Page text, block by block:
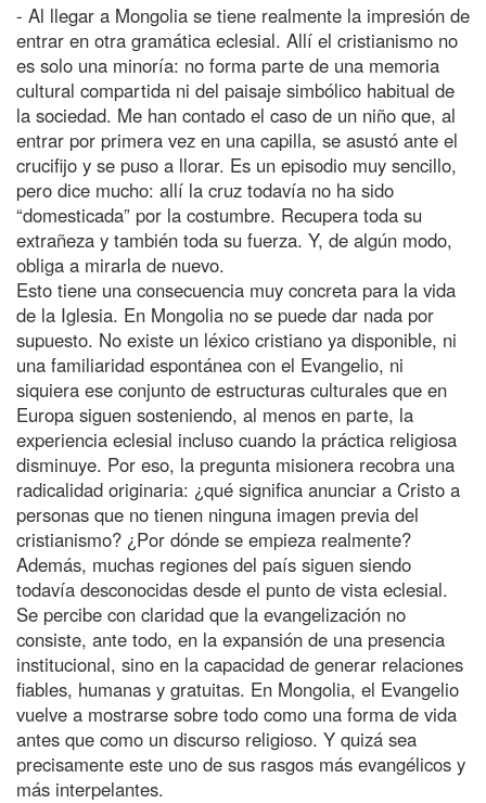
- Al llegar a Mongolia se tiene realmente la impresión de
entrar en otra gramática eclesial. Allí el cristianismo no
es solo una minoría: no forma parte de una memoria
cultural compartida ni del paisaje simbólico habitual de
la sociedad. Me han contado el caso de un niño que, al
entrar por primera vez en una capilla, se asustó ante el
crucifijo y se puso a llorar. Es un episodio muy sencillo,
pero dice mucho: allí la cruz todavía no ha sido
“domesticada” por la costumbre. Recupera toda su
extrañeza y también toda su fuerza. Y, de algún modo,
obliga a mirarla de nuevo.
Esto tiene una consecuencia muy concreta para la vida
de la Iglesia. En Mongolia no se puede dar nada por
supuesto. No existe un léxico cristiano ya disponible, ni
una familiaridad espontánea con el Evangelio, ni
siquiera ese conjunto de estructuras culturales que en
Europa siguen sosteniendo, al menos en parte, la
experiencia eclesial incluso cuando la práctica religiosa
disminuye. Por eso, la pregunta misionera recobra una
radicalidad originaria: ¿qué significa anunciar a Cristo a
personas que no tienen ninguna imagen previa del
cristianismo? ¿Por dónde se empieza realmente?
Además, muchas regiones del país siguen siendo
todavía desconocidas desde el punto de vista eclesial.
Se percibe con claridad que la evangelización no
consiste, ante todo, en la expansión de una presencia
institucional, sino en la capacidad de generar relaciones
fiables, humanas y gratuitas. En Mongolia, el Evangelio
vuelve a mostrarse sobre todo como una forma de vida
antes que como un discurso religioso. Y quizá sea
precisamente este uno de sus rasgos más evangélicos y
más interpelantes.